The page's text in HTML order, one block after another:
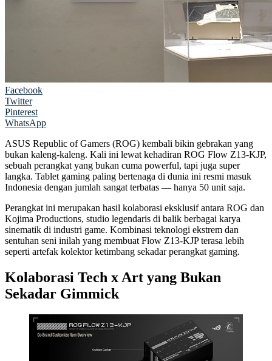
Facebook
Twitter
Pinterest
WhatsApp
ASUS Republic of Gamers (ROG) kembali bikin gebrakan yang
bukan kaleng-kaleng. Kali ini lewat kehadiran ROG Flow Z13-KJP,
sebuah perangkat yang bukan cuma powerful, tapi juga super
langka. Tablet gaming paling bertenaga di dunia ini resmi masuk
Indonesia dengan jumlah sangat terbatas — hanya 50 unit saja.
Perangkat ini merupakan hasil kolaborasi eksklusif antara ROG dan
Kojima Productions, studio legendaris di balik berbagai karya
sinematik di industri game. Kombinasi teknologi ekstrem dan
sentuhan seni inilah yang membuat Flow Z13-KJP terasa lebih
seperti artefak kolektor ketimbang sekadar perangkat gaming.
Kolaborasi Tech x Art yang Bukan
Sekadar Gimmick